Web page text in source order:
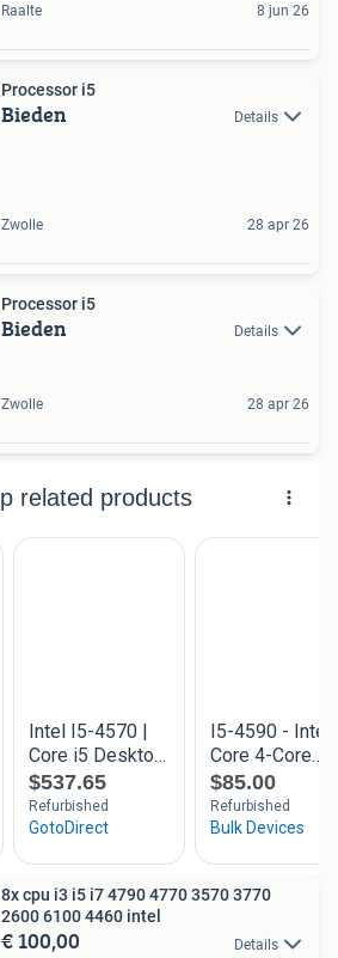
Raalte 8 jun 26
Processor i5
Bieden Details
Zwolle 28 apr 26
Processor i5
Bieden Details
Zwolle 28 apr 26
8x cpu i3 i5 i7 4790 4770 3570 3770
2600 6100 4460 intel
€ 100,00 Details